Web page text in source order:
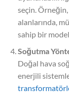
seçin. Örneğin,
alanlarında,
sahip bir model
Soğutma
Doğal hava
enerjili